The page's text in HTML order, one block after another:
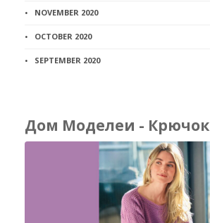
NOVEMBER 2020
OCTOBER 2020
SEPTEMBER 2020
Дом Моделеи - Крючок